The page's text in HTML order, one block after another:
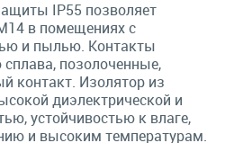
IP55 позволяет
в помещениях с
и пылью. Контакты
позолоченные,
контакт. Изолятор из
диэлектрической и
устойчивостью к влаге,
и высоким температурам.